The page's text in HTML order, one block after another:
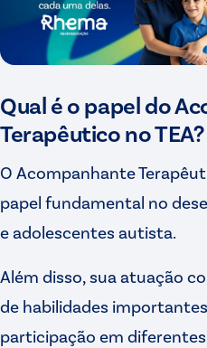
Qual é o papel do
Terapêutico no TEA?
O Acompanhante
papel fundamental no
e adolescentes autista.
Além disso, sua atuação
de habilidades
participação em